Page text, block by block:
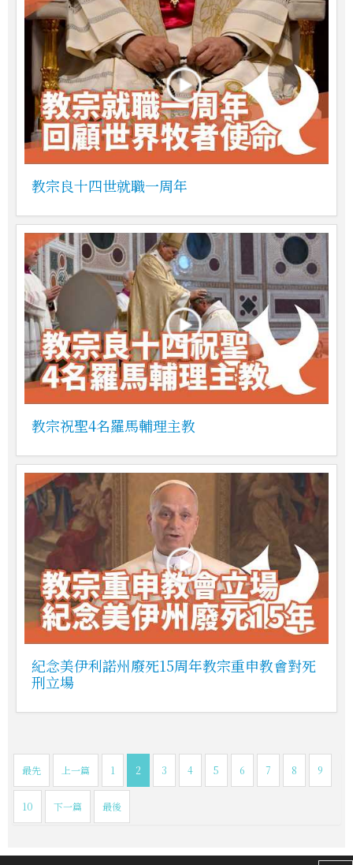
教宗良十四世就職一周年
教宗祝聖4名羅馬輔理主教
紀念美伊利諾州廢死15周年教宗重申教會對死
刑立場
最先 上一篇 1 2 3 4 5 6 7 8 9
10 下一篇 最後